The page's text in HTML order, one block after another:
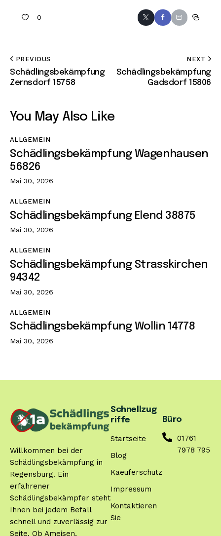
0
PREVIOUS
Schädlingsbekämpfung
Zernsdorf 15758
NEXT
Schädlingsbekämpfung
Gadsdorf 15806
You May Also Like
ALLGEMEIN
Schädlingsbekämpfung Wagenhausen
56826
Mai 30, 2026
ALLGEMEIN
Schädlingsbekämpfung Elend 38875
Mai 30, 2026
ALLGEMEIN
Schädlingsbekämpfung Strasskirchen
94342
Mai 30, 2026
ALLGEMEIN
Schädlingsbekämpfung Wollin 14778
Mai 30, 2026
Willkommen bei der
Schädlingsbekämpfung in
Regensburg. Ein
erfahrener
Schädlingsbekämpfer steht
Ihnen bei jedem Befall
schnell und zuverlässig zur
Seite. Ob Ameisen,
Schnellzug
riffe
Startseite
Blog
Kaeuferschutz
Impressum
Kontaktieren
Sie
Büro
01761
7978 795